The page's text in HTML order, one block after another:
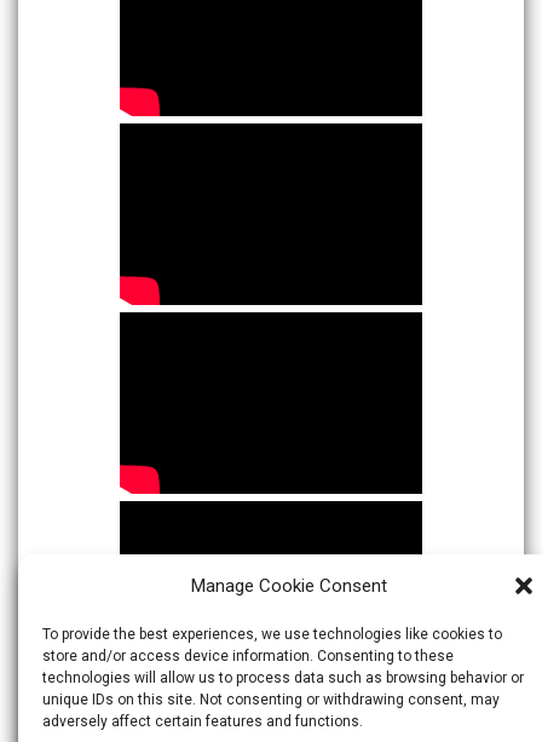
Manage Cookie Consent
To provide the best experiences, we use technologies like cookies to
store and/or access device information. Consenting to these
technologies will allow us to process data such as browsing behavior or
unique IDs on this site. Not consenting or withdrawing consent, may
adversely affect certain features and functions.